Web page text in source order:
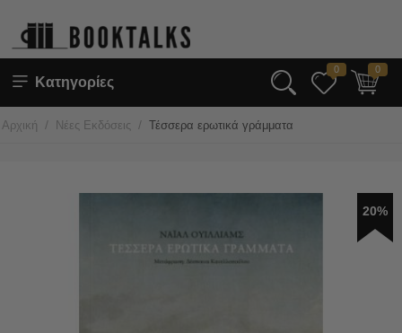
Κατηγορίες
0 0
Αρχική / Νέες Εκδόσεις / Τέσσερα ερωτικά γράμματα
20%